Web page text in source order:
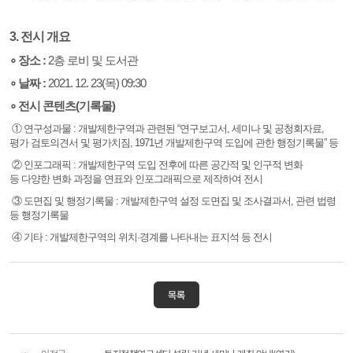
3. 전시 개요
∘ 장소 : 2층 로비 및 도서관
∘ 날짜 : 2021. 12. 23(목) 09:30
∘ 전시 콘텐츠(기록물)
① 연구성과물 : 개발제한구역과 관련된 “연구보고서, 세미나 및 공청회자료,
평가 검토의견서 및 평가치짐, 1971년 개발제한구역 도입에 관한 행정기록물” 등
② 인포그래픽 : 개발제한구역 도입 전후에 따른 공간적 및 인구적 변화
등 다양한 변화 과정을 연표와 인포그래픽으로 제작하여 전시
③ 도면집 및 행정기록물 : 개발제한구역 설정 도면집 및 조사결과서, 관련 법령
등 행정기록물
④ 기타 : 개발제한구역의 위치·경계를 나타내는 표지석 등 전시
목록